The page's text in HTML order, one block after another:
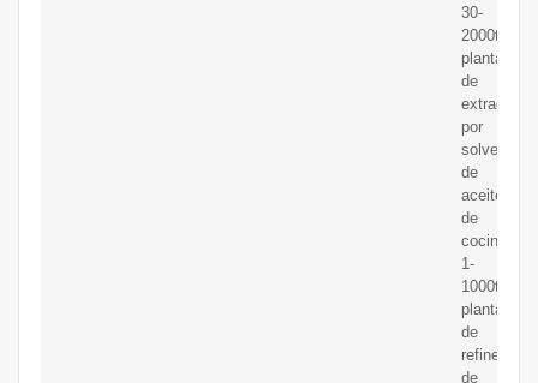
30-
2000tpd
planta
de
extracción
por
solvente
de
aceite
de
cocina;
1-
1000tpd
planta
de
refinería
de